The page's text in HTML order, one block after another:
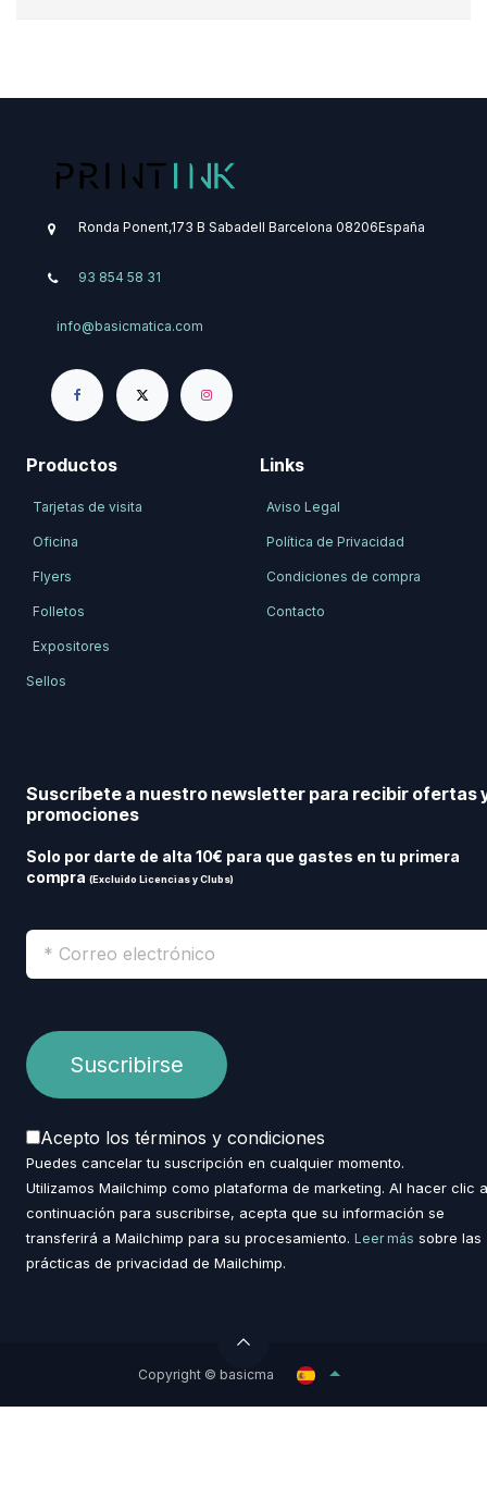
Ronda Ponent,173 B Sabadell Barcelona 08206​España
93 854 58 31
info@basicmatica.com
Productos
Tarjetas de visita
Oficina
Flyers
Folletos
Expositores
Sellos
Links
Aviso Legal
Política de Privacidad
Condiciones de compra
Contacto
Suscríbete a nuestro newsletter para recibir ofertas
promociones
Solo por darte de alta 10€ para que gastes en tu primera
compra (Excluido Licencias y Clubs)
Acepto los términos y condiciones
Puedes cancelar tu suscripción en cualquier momento.
Utilizamos Mailchimp como plataforma de marketing. Al hacer clic a
continuación para suscribirse, acepta que su información se
transferirá a Mailchimp para su procesamiento. Leer más sobre las
prácticas de privacidad de Mailchimp.
Copyright © basicma